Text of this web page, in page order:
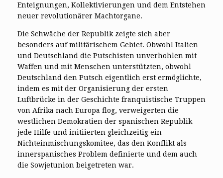
Enteignungen, Kollektivierungen und dem Entstehen
neuer revolutionärer Machtorgane.
Die Schwäche der Republik zeigte sich aber
besonders auf militärischem Gebiet. Obwohl Italien
und Deutschland die Putschisten unverhohlen mit
Waffen und mit Menschen unterstützten, obwohl
Deutschland den Putsch eigentlich erst ermöglichte,
indem es mit der Organisierung der ersten
Luftbrücke in der Geschichte franquistische Truppen
von Afrika nach Europa flog, verweigerten die
westlichen Demokratien der spanischen Republik
jede Hilfe und initiierten gleichzeitig ein
Nichteinmischungskomitee, das den Konflikt als
innerspanisches Problem definierte und dem auch
die Sowjetunion beigetreten war.